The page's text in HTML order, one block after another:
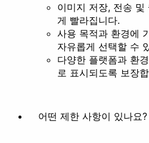
이미지 저장, 전송 및
게 빨라집니다.
사용 목적과 환경에
자유롭게 선택할 수
다양한 플랫폼과 환
로 표시되도록 보장
어떤 제한 사항이 있나요?